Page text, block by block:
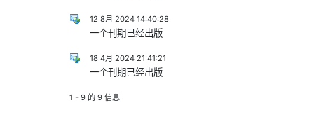
12 8月 2024 14:40:28
一个刊期已经出版
18 4月 2024 21:41:21
一个刊期已经出版
1 - 9 的 9 信息